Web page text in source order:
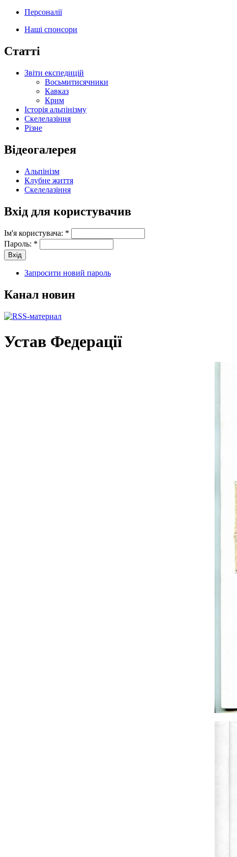
Персоналії
Наші спонсори
Статті
Звіти експедицій
Восьмитисячники
Кавказ
Крим
Історія альпінізму
Скелелазіння
Різне
Відеогалерея
Альпінізм
Клубне життя
Скелелазіння
Вхід для користувачив
Ім'я користувача: *
Пароль: *
Запросити новий пароль
Канал новин
Устав Федерації